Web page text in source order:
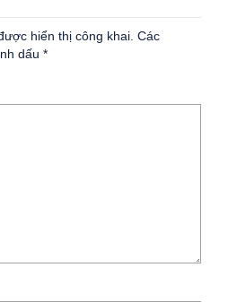
hiển thị công khai. Các
dấu *